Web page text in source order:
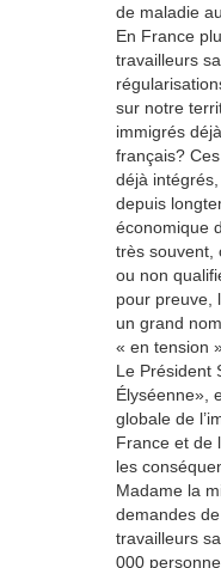
de maladie
En France
travailleurs
sur notre
immigrés
français?
déjà
depuis
économique
très souvent,
ou non
pour preuve,
un grand
« en tension
Le Président
Élyséenne»,
globale de
France et de
les
Madame la
demandes
travailleurs
000